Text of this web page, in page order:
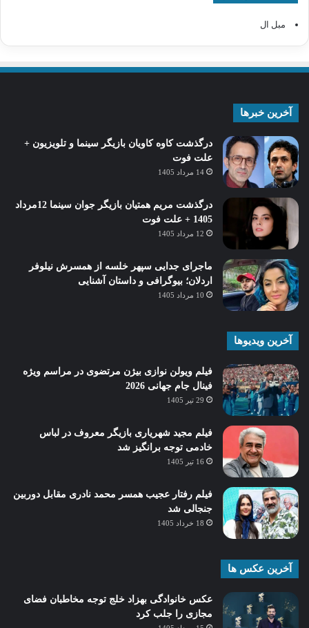
مبل ال
آخرین خبرها
درگذشت کاوه کاویان بازیگر سینما و تلویزیون +
علت فوت
14 مرداد 1405
درگذشت مریم همتیان بازیگر جوان سینما 12مرداد
1405 + علت فوت
12 مرداد 1405
ماجرای جدایی سپهر خلسه از همسرش نیلوفر
اردلان؛ بیوگرافی و داستان آشنایی
10 مرداد 1405
آخرین ویدیوها
فیلم ویولن نوازی بیژن مرتضوی در مراسم ویژه
فینال جام جهانی 2026
29 تیر 1405
فیلم مجید شهریاری بازیگر معروف در لباس
خادمی توجه برانگیز شد
16 تیر 1405
فیلم رفتار عجیب همسر محمد نادری مقابل دوربین
جنجالی شد
18 خرداد 1405
آخرین عکس ها
عکس خانوادگی بهزاد خلج توجه مخاطبان فضای
مجازی را جلب کرد